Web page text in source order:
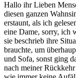
Hallo ihr Lieben
diesen ganzen
erstaunt, als ich
eine Dame, sorry, ich
sie beschrieb ihre
brauchte, um
und Sofa, sonst ging
nach meiner